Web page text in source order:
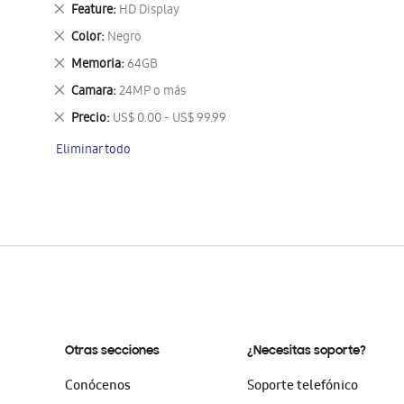
artículo
Feature HD Display
Eliminar
este
artículo
Color Negro
Eliminar
este
artículo
Memoria 64GB
Eliminar
este
artículo
Camara 24MP o más
Eliminar
este
artículo
Precio US$ 0.00 - US$ 99.99
Eliminar
artículo
Eliminar todo
Otras secciones
Conócenos
¿Necesitas soporte?
Soporte telefónico